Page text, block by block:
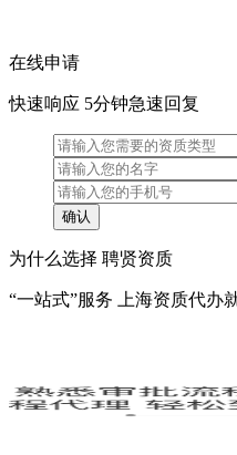
在线申请
快速响应 5分钟急速回复
为什么选择 聘贤资质
“一站式”服务 上海资质代办